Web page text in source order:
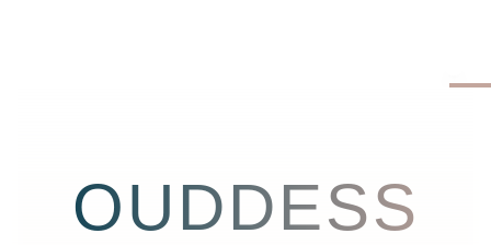
OUDDESS